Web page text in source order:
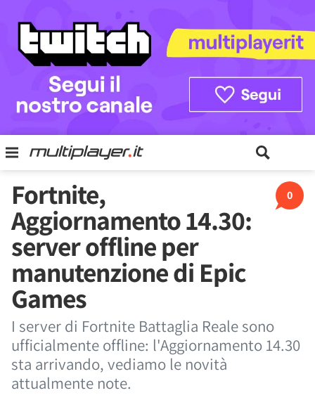
0
Fortnite,
Aggiornamento 14.30:
server offline per
manutenzione di Epic
Games
I server di Fortnite Battaglia Reale sono
ufficialmente offline: l'Aggiornamento 14.30
sta arrivando, vediamo le novità
attualmente note.